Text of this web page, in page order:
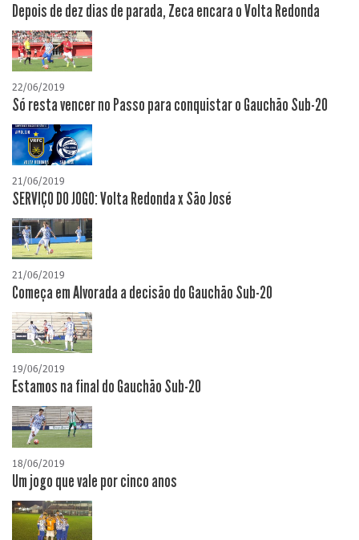
Depois de dez dias de parada, Zeca encara o Volta Redonda
22/06/2019
Só resta vencer no Passo para conquistar o Gauchão Sub-20
21/06/2019
SERVIÇO DO JOGO: Volta Redonda x São José
21/06/2019
Começa em Alvorada a decisão do Gauchão Sub-20
19/06/2019
Estamos na final do Gauchão Sub-20
18/06/2019
Um jogo que vale por cinco anos